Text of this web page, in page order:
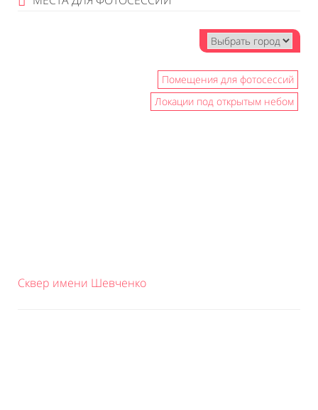
Помещения для фотосессий
Локации под открытым небом
Сквер имени Шевченко